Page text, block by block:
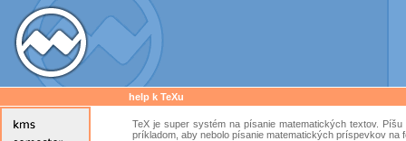
help k TeXu
TeX je super systém na písanie matematických textov.
príkladom, aby nebolo písanie matematických príspevkov